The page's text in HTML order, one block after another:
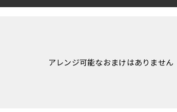
アレンジ可能なおまけはありません